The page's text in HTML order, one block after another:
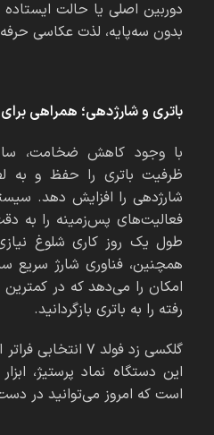
بدون سه‌پایه، لذت عکاسی
باتری و شارژدهی؛ همراهی
با وجود کاهش ضخامت،
ظرفیت باتری را حفظ و به
شارژدهی را افزایش دهد.
فعالیت‌های پس‌زمینه را به
طول یک روز کاری شلوغ
همچنین، فناوری شارژ سریع
امکان را می‌دهد که در
رفته را به باتری بازگردانید.
گلکسی زد فولد ۷
این دستگاه نماد پرستیژ،
است که امروز می‌توانید در